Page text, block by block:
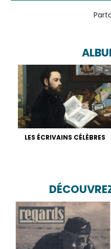
LES ÉCRIVAINS CÉLÈBRES